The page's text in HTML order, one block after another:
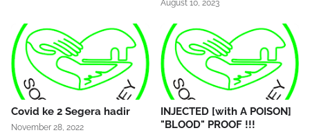
August 10, 2023
Covid ke 2 Segera hadir
November 28, 2022
INJECTED [with A POISON]
"BLOOD" PROOF !!!